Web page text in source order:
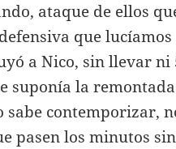
ataque de ellos
que
a Nico, sin llevar
suponía la
sabe contemporizar,
pasen los minutos